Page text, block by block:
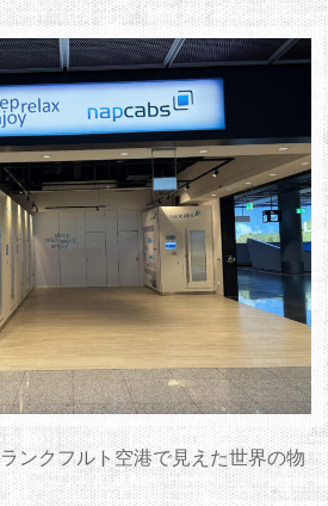
ンクフルト空港で見えた世界の物